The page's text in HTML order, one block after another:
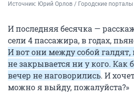
Источник: Юрий Орлов / Городские порталы
И последняя бесячка —
сели 4 пассажира, в годах,
И вот они между собой
не закрывается ни у кого. Как
вечер не наговорились. И
можно я выйду, пожалуйста?»